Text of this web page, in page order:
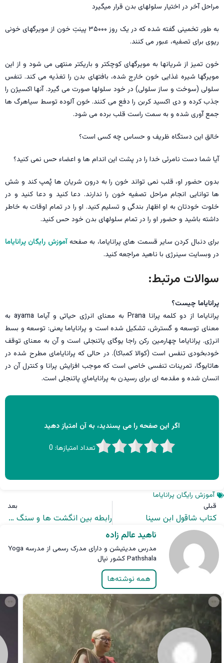
مراحل آخر در اختیار سلولهای بدن قرار میگیرد
به طور تخمینی گفته شده که در یک روز ۳۵۰۰۰ پینتِ خون از مویرگهای خونی
ریوی برای تصفیه، عبور می کنند.
خون تمیز از شریانها به مویرگهای کوچکتر و باریکتر منتهی می شود و از این
مویرگها شیره غذایی خون خارج شده، بافتهای بدن را تغذیه می کند. تنفس
سلولی (سوخت و ساز سلولی) در خود سلولها صورت می گیرد. آنها اکسیژن را
جذب کرده و دی اکسید کربن را دفع می کنند. خون آلوده توسط سیاهرگ ها
جمع آوری شده و به سمت راست قلب برده می شود.
خالق این دستگاه ظریف و حساس چه کسی است؟
آیا شما دست نامرئی خدا را در پشت این اندام ها و اعضاء حس نمی کنید؟
بدون حضور او، قلب نمی تواند خون را به درون شریان ها پُمپ کند و شش
ها توانایی انجام مراحل تصفیه خون را ندارند. دعا کنید و دعا کنید و در
خلوت خودتان به او اظهار بندگی و تسلیم کنید. او را در تمام اوقات به خاطر
داشته باشید و حضور او را در تمام سلولهای بدن خود حس کنید.
برای دنبال کردن سایر قسمت های پرانایاما، به صفحهآموزش رایگان پرانایاما
در وبسایت سینرژی با ناهید مراجعه کنید.
سوالات مرتبط:
پرانایاما چیست؟
پرانایاما از دو کلمه پرانا Prana به معنای انرژی حیاتی و آیاما ayama به
معنای توسعه و گسترش، تشکیل شده است و پرانایاما یعنی: توسعه و بسط
انرژی. پرانایاما چهارمین رکن راجا یوگای پاتنجلی است و آن به معنای توقف
خودبخودی تنفس است (کوالا كمباكا). در حالی که پرانایامای مطرح شده در
هاتایوگا، تمرینات تنفسی خاصی است که موجب افزایش پرانا و کنترل آن در
انسان شده و مقدمه ای برای رسیدن به پرانایاماي پاتنجلی است.
اگر این صفحه را می پسندید، به آن امتیاز دهید
تعداد امتیازها: 0
آموزش رایگان پرانایاما
قبلی
کتاب شاقول ابن سینا
بعد
رابطه بین انگشت ها و سنگ انگشتر به چه صورت است؟
ناهید عالم زاده
مدرس مدیتیشن و دارای مدرک رسمی از مدرسه Yoga
Pathshala کشور نپال
همه نوشته‌ها